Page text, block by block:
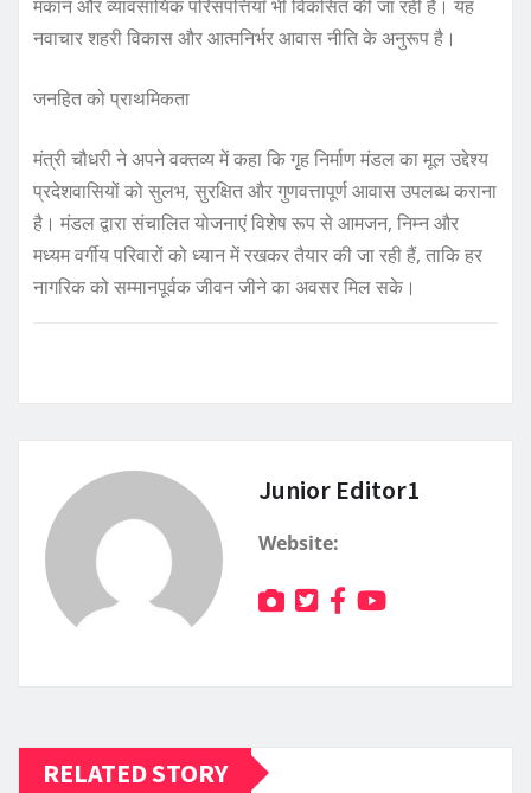
मकान और व्यावसायिक परिसंपत्तियाँ भी विकसित की जा रही हैं। यह
नवाचार शहरी विकास और आत्मनिर्भर आवास नीति के अनुरूप है।
जनहित को प्राथमिकता
मंत्री चौधरी ने अपने वक्तव्य में कहा कि गृह निर्माण मंडल का मूल उद्देश्य
प्रदेशवासियों को सुलभ, सुरक्षित और गुणवत्तापूर्ण आवास उपलब्ध कराना
है। मंडल द्वारा संचालित योजनाएं विशेष रूप से आमजन, निम्न और
मध्यम वर्गीय परिवारों को ध्यान में रखकर तैयार की जा रही हैं, ताकि हर
नागरिक को सम्मानपूर्वक जीवन जीने का अवसर मिल सके।
Junior Editor1
Website:
RELATED STORY